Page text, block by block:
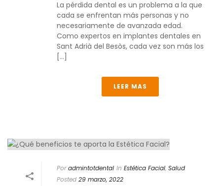
La pérdida dental es un problema a la que
cada se enfrentan más personas y no
necesariamente de avanzada edad.
Como expertos en implantes dentales en
Sant Adrià del Besòs, cada vez son más los
[...]
LEER MAS
Por admintotdental In Estética Facial, Salud
Posted 29 marzo, 2022